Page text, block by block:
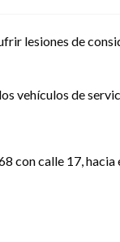
lesiones de
vehículos de
con calle 17,